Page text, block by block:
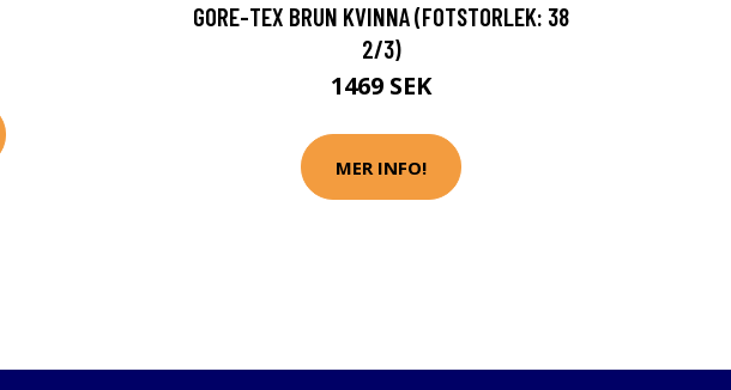
GORE-TEX BRUN KVINNA (FOTSTORLEK: 38
2/3)
1469 SEK
MER INFO!